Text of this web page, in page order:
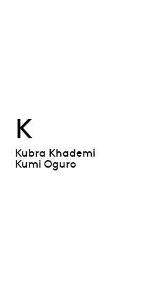
K
Kubra Khademi
Kumi Oguro